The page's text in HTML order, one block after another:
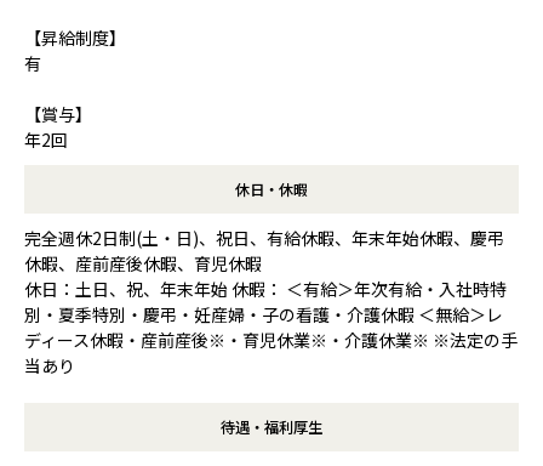
【昇給制度】
有
【賞与】
年2回
休日・休暇
完全週休2日制(土・日)、祝日、有給休暇、年末年始休暇、慶弔
休暇、産前産後休暇、育児休暇
休日：土日、祝、年末年始 休暇： ＜有給＞年次有給・入社時特
別・夏季特別・慶弔・妊産婦・子の看護・介護休暇 ＜無給＞レ
ディース休暇・産前産後※・育児休業※・介護休業※ ※法定の手
当あり
待遇・福利厚生